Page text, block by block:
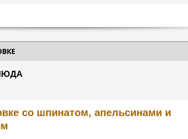
со шпинатом, апельсинами и